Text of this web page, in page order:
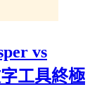
vs
工具終極